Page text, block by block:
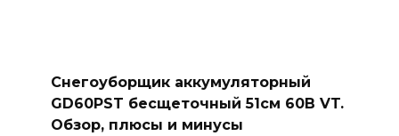
Снегоуборщик аккумуляторный
GD60PST бесщеточный 51см 60В VT.
Обзор, плюсы и минусы